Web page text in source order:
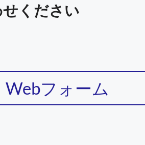
ください
フォーム